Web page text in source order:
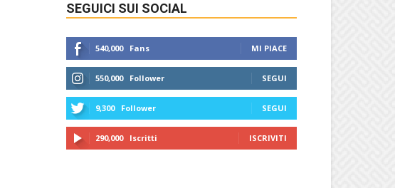
SEGUICI SUI SOCIAL
540,000 Fans MI PIACE
550,000 Follower SEGUI
9,300 Follower SEGUI
290,000 Iscritti ISCRIVITI